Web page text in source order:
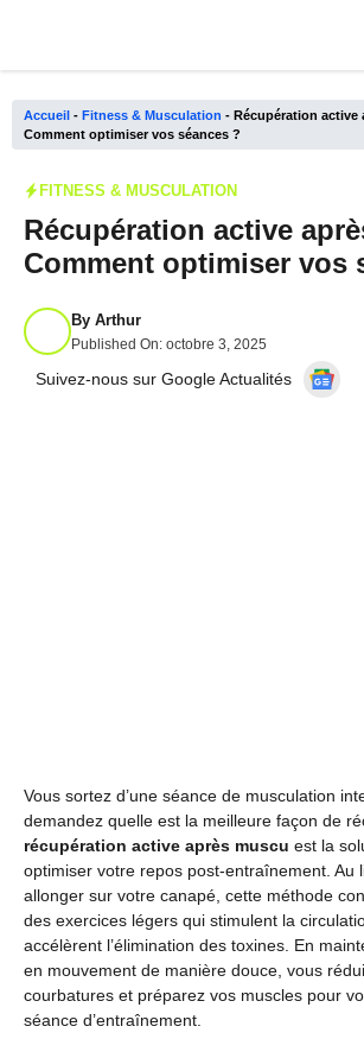
Accueil - Fitness & Musculation - Récupération active
Comment optimiser vos séances ?
FITNESS & MUSCULATION
Récupération active
Comment optimiser vos
By Arthur
Published On: octobre 3, 2025
Suivez-nous sur Google Actualités
Vous sortez d’une séance de musculation
demandez quelle est la meilleure façon de
récupération active après muscu est la
optimiser votre repos post-entraînement. Au
allonger sur votre canapé, cette méthode
des exercices légers qui stimulent la
accélèrent l’élimination des toxines. En
en mouvement de manière douce, vous
courbatures et préparez vos muscles pour
séance d’entraînement.